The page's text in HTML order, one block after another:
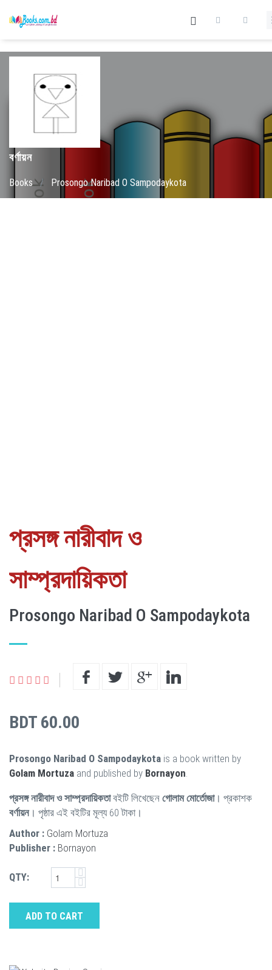
বর্ণায়ন
Books / Prosongo Naribad O Sampodaykota
প্রসঙ্গ নারীবাদ ও
সাম্প্রদায়িকতা
Prosongo Naribad O Sampodaykota
BDT 60.00
Prosongo Naribad O Sampodaykota is a book written by
Golam Mortuza and published by Bornayon
প্রসঙ্গ নারীবাদ ও সাম্প্রদায়িকতাবইটি লিখেছেন গোলাম মোর্তোজা। প্রকাশক
বর্ণায়ন। পৃষ্ঠার এই বইটির মূল্য 60 টাকা।
Author : Golam Mortuza
Publisher : Bornayon
QTY:
ADD TO CART